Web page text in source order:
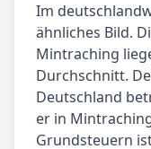
Im
ähnliches Bild.
Mintraching
Durchschnitt.
Deutschland
er in
Grundsteuern